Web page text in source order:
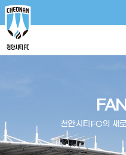
천안시티FC의 새